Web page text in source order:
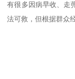
有很多因病早收、走
法可救，但根据群众